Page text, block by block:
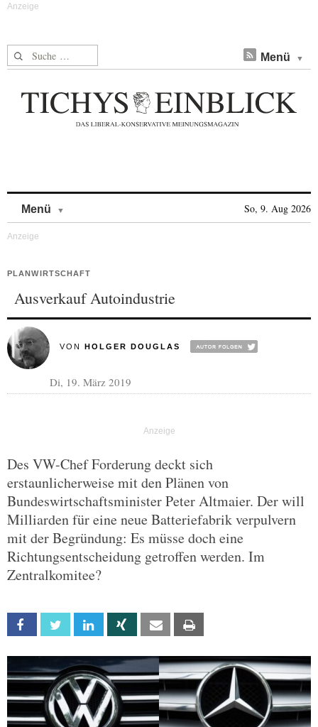
Suche nach: Menü
Menü So, 9. Aug 2026
PLANWIRTSCHAFT
Ausverkauf Autoindustrie
VON HOLGER DOUGLAS
Di, 19. März 2019
Des VW-Chef Forderung deckt sich
erstaunlicherweise mit den Plänen von
Bundeswirtschaftsminister Peter Altmaier. Der will
Milliarden für eine neue Batteriefabrik verpulvern
mit der Begründung: Es müsse doch eine
Richtungsentscheidung getroffen werden. Im
Zentralkomitee?
Facebook Twitter Linkedin Xing Email